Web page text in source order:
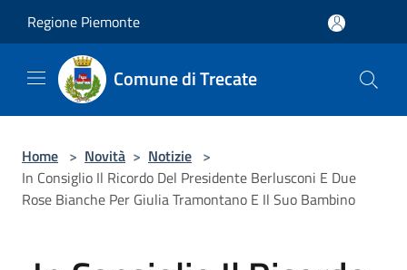
Regione Piemonte
Comune di Trecate
Home > Novità > Notizie >
In Consiglio Il Ricordo Del Presidente Berlusconi E Due
Rose Bianche Per Giulia Tramontano E Il Suo Bambino